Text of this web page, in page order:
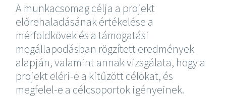
A munkacsomag célja a projekt
előrehaladásának értékelése a
mérföldkövek és a támogatási
megállapodásban rögzített eredmények
alapján, valamint annak vizsgálata, hogy a
projekt eléri-e a kitűzött célokat, és
megfelel-e a célcsoportok igényeinek.